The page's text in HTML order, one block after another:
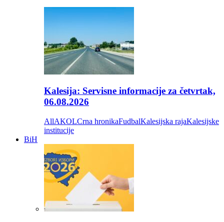
Kalesija: Servisne informacije za četvrtak,
06.08.2026
AllAKOLCrna hronikaFudbalKalesijska rajaKalesijske
institucije
BiH